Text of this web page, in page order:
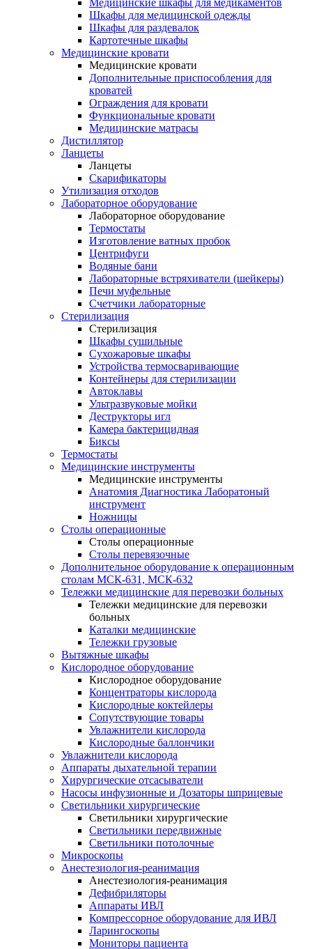
Медицинские шкафы для медикаментов
Шкафы для медицинской одежды
Шкафы для раздевалок
Картотечные шкафы
Медицинские кровати
Медицинские кровати
Дополнительные приспособления для
кроватей
Ограждения для кровати
Функциональные кровати
Медицинские матрасы
Дистиллятор
Ланцеты
Ланцеты
Скарификаторы
Утилизация отходов
Лабораторное оборудование
Лабораторное оборудование
Термостаты
Изготовление ватных пробок
Центрифуги
Водяные бани
Лабораторные встряхиватели (шейкеры)
Печи муфельные
Счетчики лабораторные
Стерилизация
Стерилизация
Шкафы сушильные
Сухожаровые шкафы
Устройства термосваривающие
Контейнеры для стерилизации
Автоклавы
Ультразвуковые мойки
Деструкторы игл
Камера бактерицидная
Биксы
Термостаты
Медицинские инструменты
Медицинские инструменты
Анатомия Диагностика Лаборатоный
инструмент
Ножницы
Столы операционные
Столы операционные
Столы перевязочные
Дополнительное оборудование к операционным
столам МСК-631, МСК-632
Тележки медицинские для перевозки больных
Тележки медицинские для перевозки
больных
Каталки медицинские
Тележки грузовые
Вытяжные шкафы
Кислородное оборудование
Кислородное оборудование
Концентраторы кислорода
Кислородные коктейлеры
Сопутствующие товары
Увлажнители кислорода
Кислородные баллончики
Увлажнители кислорода
Аппараты дыхательной терапии
Хирургические отсасыватели
Насосы инфузионные и Дозаторы шприцевые
Светильники хирургические
Светильники хирургические
Светильники передвижные
Светильники потолочные
Микроскопы
Анестезиология-реанимация
Анестезиология-реанимация
Дефибриляторы
Аппараты ИВЛ
Компрессорное оборудование для ИВЛ
Ларингоскопы
Мониторы пациента